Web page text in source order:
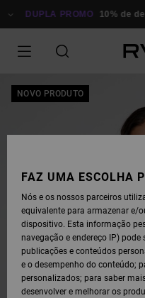
PARA DUPLA PROMO 10% de
NOVO PRODUTO
FAZ UMA ESCOLHA
Nós e os nossos parceiros
equivalente para armazenar e/
dispositivo. Esta informação
navegação e endereço IP)
publicações e conteúdos
e o desempenho do conteúdo;
personalizados; para saber
desenvolver e melhorar os